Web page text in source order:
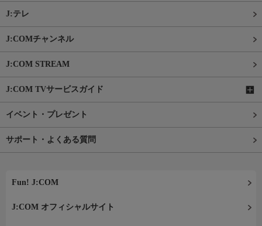
J:テレ
J:COMチャンネル
J:COM STREAM
J:COM TVサービスガイド
イベント・プレゼント
サポート・よくある質問
Fun! J:COM
J:COM オフィシャルサイト